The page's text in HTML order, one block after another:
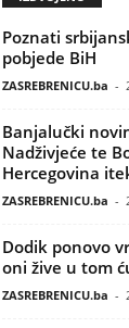
Poznati
pobjede BiH
ZASREBRENICU.ba -
Banjalučki
Nadživjeće te
Hercegovina
ZASREBRENICU.ba -
Dodik ponovo
oni žive u tom
ZASREBRENICU.ba -